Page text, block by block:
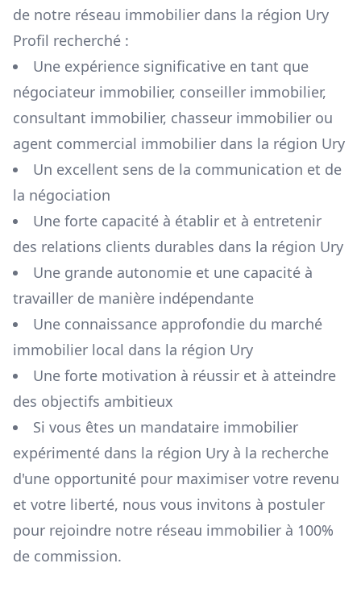
de notre réseau immobilier dans la région Ury
Profil recherché :
Une expérience significative en tant que
négociateur immobilier, conseiller immobilier,
consultant immobilier, chasseur immobilier ou
agent commercial immobilier dans la région Ury
Un excellent sens de la communication et de
la négociation
Une forte capacité à établir et à entretenir
des relations clients durables dans la région Ury
Une grande autonomie et une capacité à
travailler de manière indépendante
Une connaissance approfondie du marché
immobilier local dans la région Ury
Une forte motivation à réussir et à atteindre
des objectifs ambitieux
Si vous êtes un mandataire immobilier
expérimenté dans la région Ury à la recherche
d'une opportunité pour maximiser votre revenu
et votre liberté, nous vous invitons à postuler
pour rejoindre notre réseau immobilier à 100%
de commission.